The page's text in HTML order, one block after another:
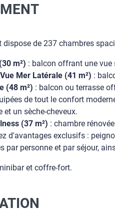
dispose de 237 chambres
m²) : balcon offrant une vue
Mer Latérale (41 m²) :
(48 m²) : balcon ou terrasse
de tout le confort
et un sèche-cheveux.
(37 m²) : chambre
d'avantages exclusifs :
par personne et par séjour,
et coffre-fort.